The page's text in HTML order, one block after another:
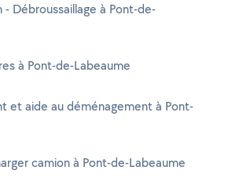
- Débroussaillage à Pont-de-
à Pont-de-Labeaume
et aide au déménagement à Pont-
camion à Pont-de-Labeaume